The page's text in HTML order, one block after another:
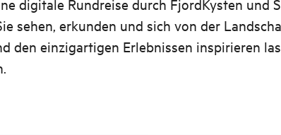
digitale Rundreise durch FjordKysten und
sehen, erkunden und sich von der
den einzigartigen Erlebnissen inspirieren